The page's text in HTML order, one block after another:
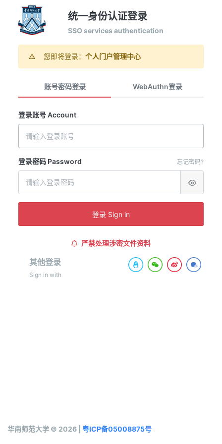
统一身份认证登录
SSO services authentication
您即将登录： 个人门户管理中心
账号密码登录 WebAuthn登录
登录账号 Account
忘记密码?
登录密码 Password
登录 Sign in
严禁处理涉密文件资料
其他登录
Sign in with
华南师范大学 © 2026 | 粤ICP备05008875号